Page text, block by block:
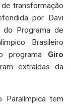
transformação
por Davi
do Programa de
Brasileiro
programa Giro
extraídas da
Paralímpica tem